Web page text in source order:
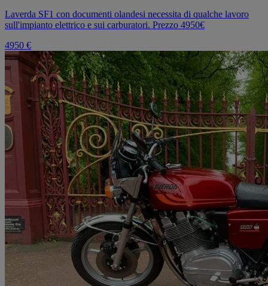
Laverda SF1 con documenti olandesi necessita di qualche lavoro
sull'impianto elettrico e sui carburatori. Prezzo 4950€
4950 €